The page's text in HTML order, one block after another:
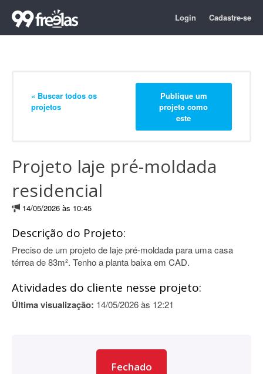
Login Cadastre-se
« Buscar todos os
projetos
Publique um
projeto como
este
Projeto laje pré-moldada
residencial
14/05/2026 às 10:45
Descrição do Projeto:
Preciso de um projeto de laje pré-moldada para uma casa
térrea de 83m². Tenho a planta baixa em CAD.
Atividades do cliente nesse projeto:
Última visualização: 14/05/2026 às 12:21
Fechado